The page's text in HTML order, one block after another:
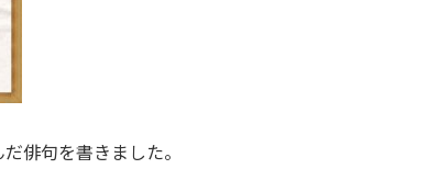
句を書きました。